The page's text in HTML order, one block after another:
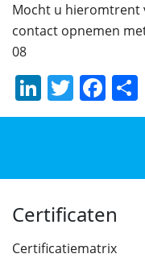
Mocht u hieromtrent
contact opnemen
08
LinkedIn
Twitter
Certificaten
Certificatiematrix